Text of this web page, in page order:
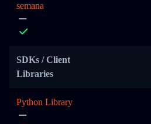
semana
SDKs / Client
Libraries
Python Library